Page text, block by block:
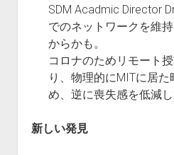
SDM Acadmic Director
でのネットワークを維
からかも。
コロナのためリモート
り、物理的にMITに居
め、逆に喪失感を低減し
新しい発見